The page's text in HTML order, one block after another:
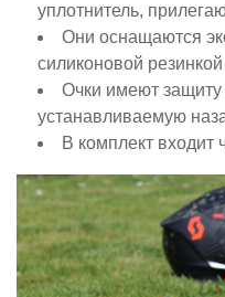
уплотнитель,
Они оснащаются
силиконовой резинкой
Очки имеют защиту
устанавливаемую
В комплект